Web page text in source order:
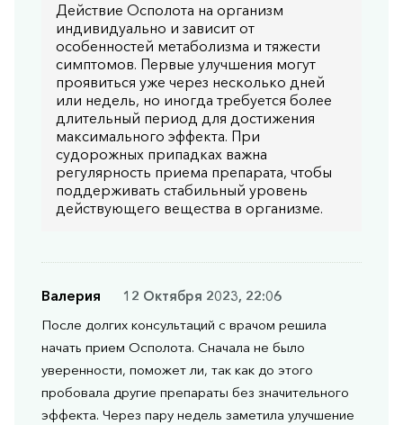
Действие Осполота на организм
индивидуально и зависит от
особенностей метаболизма и тяжести
симптомов. Первые улучшения могут
проявиться уже через несколько дней
или недель, но иногда требуется более
длительный период для достижения
максимального эффекта. При
судорожных припадках важна
регулярность приема препарата, чтобы
поддерживать стабильный уровень
действующего вещества в организме.
Валерия
12 Октября 2023, 22:06
После долгих консультаций с врачом решила
начать прием Осполота. Сначала не было
уверенности, поможет ли, так как до этого
пробовала другие препараты без значительного
эффекта. Через пару недель заметила улучшение